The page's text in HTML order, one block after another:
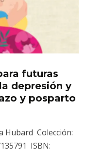
futuras
depresión y
y posparto
Hubard Colección:
ISBN: